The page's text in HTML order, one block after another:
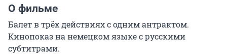
О фильме
Балет в трёх действиях с одним антрактом.
Кинопоказ на немецком языке с русскими
субтитрами.